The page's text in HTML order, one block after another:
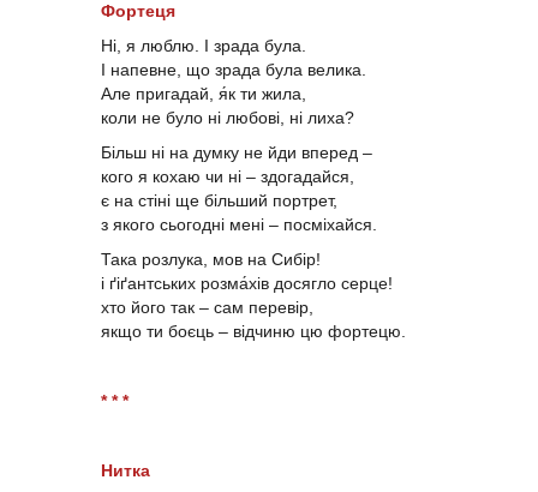
Фортеця
Ні, я люблю. І зрада була.
І напевне, що зрада була велика.
Але пригадай, я́к ти жила,
коли не було ні любові, ні лиха?
Більш ні на думку не йди вперед –
кого я кохаю чи ні – здогадайся,
є на стіні ще більший портрет,
з якого сьогодні мені – посміхайся.
Така розлука, мов на Сибір!
і ґіґантських розма́хів досягло серце!
хто його так – сам перевір,
якщо ти боєць – відчиню цю фортецю.
* * *
Нитка